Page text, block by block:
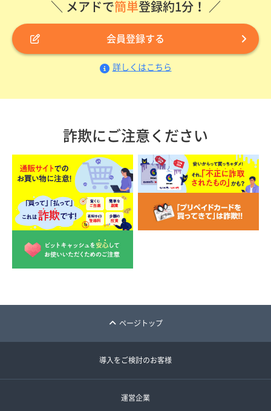
＼ メアドで簡単登録約1分！ ／
会員登録する
詳しくはこちら
詐欺にご注意ください
ページトップ
導入をご検討のお客様
運営企業